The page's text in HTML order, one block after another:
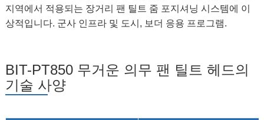
지역에서 적용되는 장거리 팬 틸트 줌 포지셔닝 시스템에 이
상적입니다. 군사 인프라 및 도시, 보더 응용 프로그램.
BIT-PT850 무거운 의무 팬 틸트 헤드의
기술 사양